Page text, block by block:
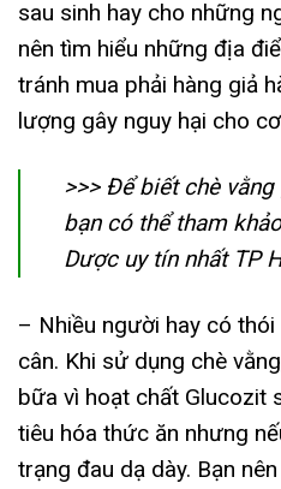
sau sinh hay cho những
nên tìm hiểu những địa
tránh mua phải hàng giả
lượng gây nguy hại cho
>>> Để biết chè
bạn có thể tham
Dược uy tín nhất TP
– Nhiều người hay có
cân. Khi sử dụng chè
bữa vì hoạt chất Glucozit
tiêu hóa thức ăn nhưng
trạng đau dạ dày. Bạn